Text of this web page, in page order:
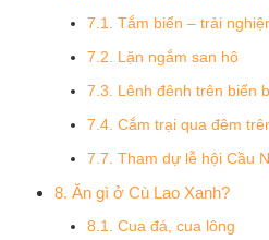
7.1. Tắm biển – trải
7.2. Lặn ngắm san hô
7.3. Lênh đênh trên biển
7.4. Cắm trại qua đêm
7.7. Tham dự lễ hội Cầu
8. Ăn gì ở Cù Lao Xanh?
8.1. Cua đá, cua lông